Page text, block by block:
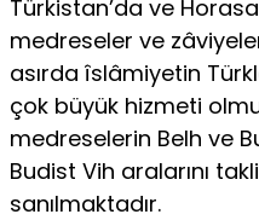
Türkistan’da ve
medreseler ve
asırda îslâmiyetin
çok büyük hizmeti
medreselerin Belh ve
Budist Vih aralarını
sanılmaktadır.